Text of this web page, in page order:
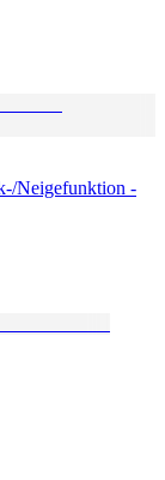
Neigefunktion -